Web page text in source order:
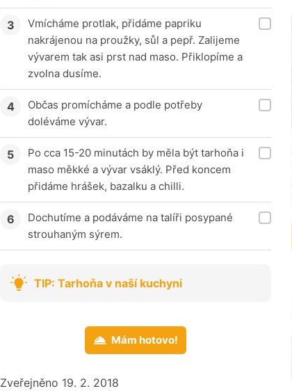
Vmícháme protlak, přidáme papriku
nakrájenou na proužky, sůl a pepř. Zalijeme
vývarem tak asi prst nad maso. Přiklopíme a
zvolna dusíme.
Občas promícháme a podle potřeby
doléváme vývar.
Po cca 15-20 minutách by měla být tarhoňa i
maso měkké a vývar vsáklý. Před koncem
přidáme hrášek, bazalku a chilli.
Dochutíme a podáváme na talíři posypané
strouhaným sýrem.
TIP: Tarhoňa v naší kuchyni
Mám hotovo!
Zveřejněno 19. 2. 2018